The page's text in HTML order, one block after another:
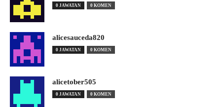
0 JAWATAN 0 KOMEN
alicesauceda820
0 JAWATAN 0 KOMEN
alicetober505
0 JAWATAN 0 KOMEN